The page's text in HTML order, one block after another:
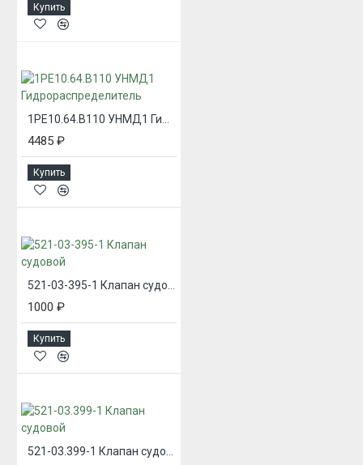
Купить
1РЕ10.64.В110 УНМД1 Гидрораспределитель
4485 ₽
Купить
521-03-395-1 Клапан судовой
1000 ₽
Купить